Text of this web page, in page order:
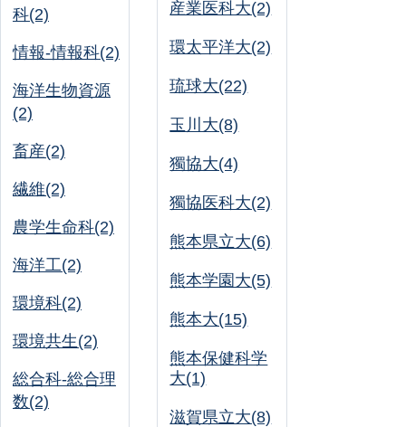
科(2)
情報-情報科(2)
海洋生物資源
(2)
畜産(2)
繊維(2)
農学生命科(2)
海洋工(2)
環境科(2)
環境共生(2)
総合科-総合理
数(2)
産業医科大(2)
環太平洋大(2)
琉球大(22)
玉川大(8)
獨協大(4)
獨協医科大(2)
熊本県立大(6)
熊本学園大(5)
熊本大(15)
熊本保健科学
大(1)
滋賀県立大(8)